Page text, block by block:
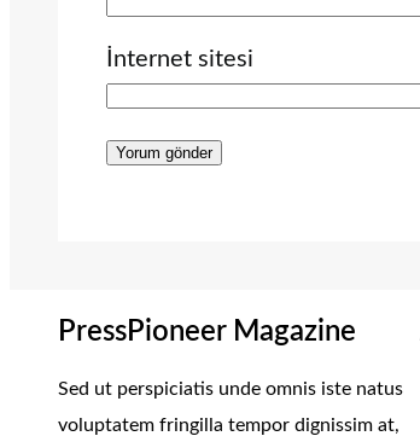
İnternet sitesi
PressPioneer Magazine
Sed ut perspiciatis unde omnis iste natus
voluptatem fringilla tempor dignissim at,